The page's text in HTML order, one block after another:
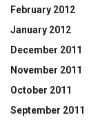
February 2012
January 2012
December 2011
November 2011
October 2011
September 2011